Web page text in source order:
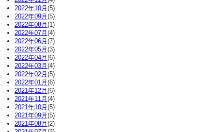
2022年10月 (5)
2022年09月 (5)
2022年08月 (1)
2022年07月 (4)
2022年06月 (7)
2022年05月 (3)
2022年04月 (6)
2022年03月 (4)
2022年02月 (5)
2022年01月 (6)
2021年12月 (6)
2021年11月 (4)
2021年10月 (5)
2021年09月 (5)
2021年08月 (2)